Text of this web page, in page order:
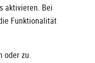
aktivieren. Bei
Funktionalität
oder zu